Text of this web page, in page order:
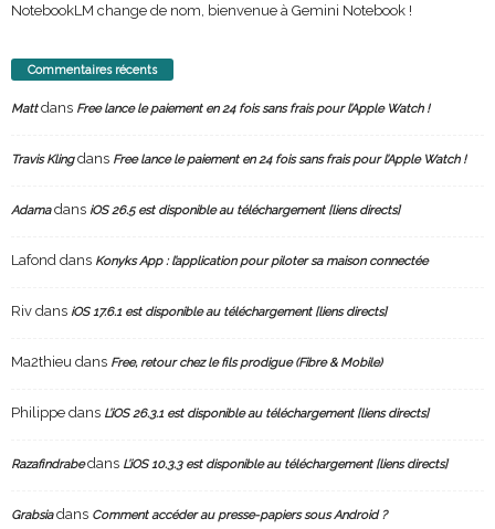
NotebookLM change de nom, bienvenue à Gemini Notebook !
Commentaires récents
Mattdans Free lance le paiement en 24 fois sans frais pour l’Apple Watch !
Travis Klingdans Free lance le paiement en 24 fois sans frais pour l’Apple Watch !
Adamadans iOS 26.5 est disponible au téléchargement [liens directs]
Lafond dans Konyks App : l’application pour piloter sa maison connectée
Riv dans iOS 17.6.1 est disponible au téléchargement [liens directs]
Ma2thieu dans Free, retour chez le fils prodigue (Fibre & Mobile)
Philippe dans L’iOS 26.3.1 est disponible au téléchargement [liens directs]
Razafindrabedans L’iOS 10.3.3 est disponible au téléchargement [liens directs]
Grabsiadans Comment accéder au presse-papiers sous Android ?